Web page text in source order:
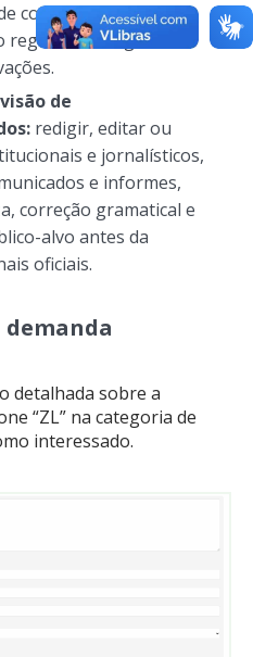
conteúdos
registros fotográficos,
de
redigir, editar ou
e jornalísticos,
e informes,
correção gramatical e
alvo antes da
oficiais.
demanda
detalhada sobre a
“ZL” na categoria de
interessado.